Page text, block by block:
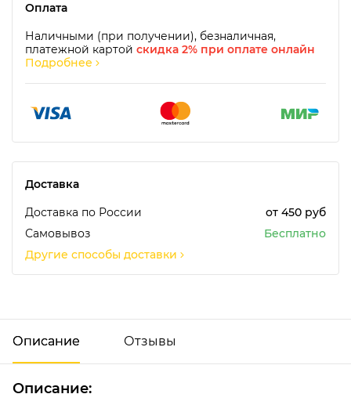
Оплата
Наличными (при получении), безналичная,
платежной картой скидка 2% при оплате онлайн
Подробнее
Доставка
Доставка по России
от 450 руб
Самовывоз
Бесплатно
Другие способы доставки
Описание Отзывы
Описание:
Добавить отзыв